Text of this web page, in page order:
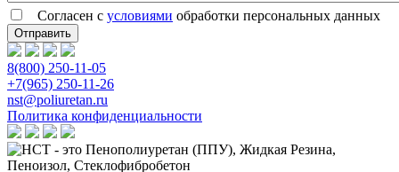
Согласен с условиями обработки персональных данных
8(800) 250-11-05
+7(965) 250-11-26
nst@poliuretan.ru
Политика конфиденциальности